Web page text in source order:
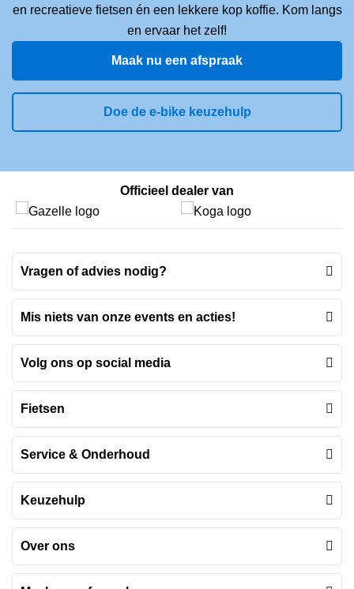
en recreatieve fietsen én een lekkere kop koffie. Kom langs
en ervaar het zelf!
Maak nu een afspraak
Doe de e-bike keuzehulp
Officieel dealer van
Vragen of advies nodig?
Mis niets van onze events en acties!
Volg ons op social media
Fietsen
Service & Onderhoud
Keuzehulp
Over ons